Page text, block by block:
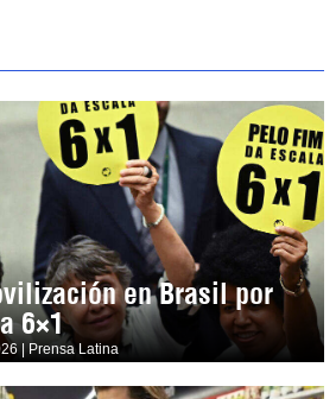
en Brasil por
6×1
| Prensa Latina